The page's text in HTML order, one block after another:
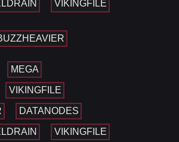
VIKINGFILE
MEGA
VIKINGFILE
DATANODES
VIKINGFILE